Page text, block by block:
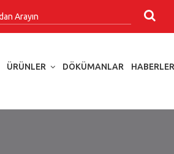
ÜRÜNLER DÖKÜMANLAR HABERLER